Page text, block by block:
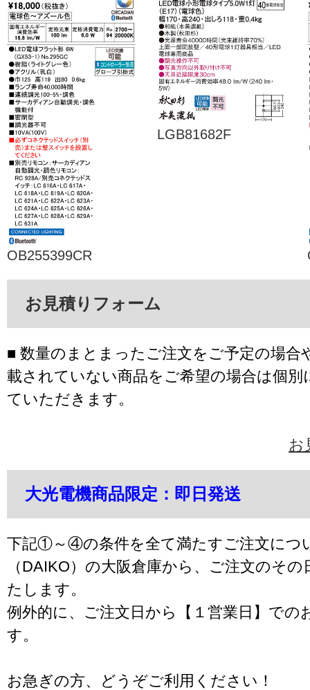
OB255399CR
LGB81682F
お見積りフォーム
■ 数量のまとまったご注文をご予定の場合
載されていない商品をご希望の場合は個別
ていただきます。
お
大光電機商品限定：即日発送
下記①～④の条件を全て満たすご注文につ
（DAIKO）の大阪倉庫から、ご注文のそ
たします。
例外的に、ご注文日から【１営業日】での
す。
お急ぎの方、どうぞご利用ください！